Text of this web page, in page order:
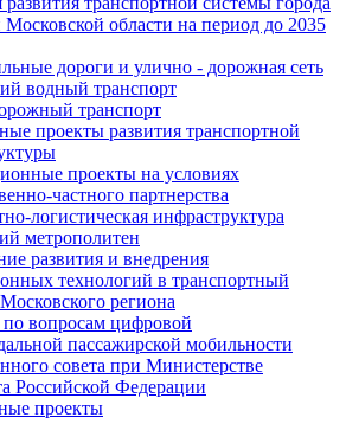
области на период до 2035
дороги и улично - дорожная сеть
водный транспорт
транспорт
проекты развития транспортной
проекты на условиях
частного партнерства
логистическая инфраструктура
метрополитен
развития и внедрения
технологий в транспортный
региона
вопросам цифровой
пассажирской мобильности
совета при Министерстве
Российской Федерации
проекты